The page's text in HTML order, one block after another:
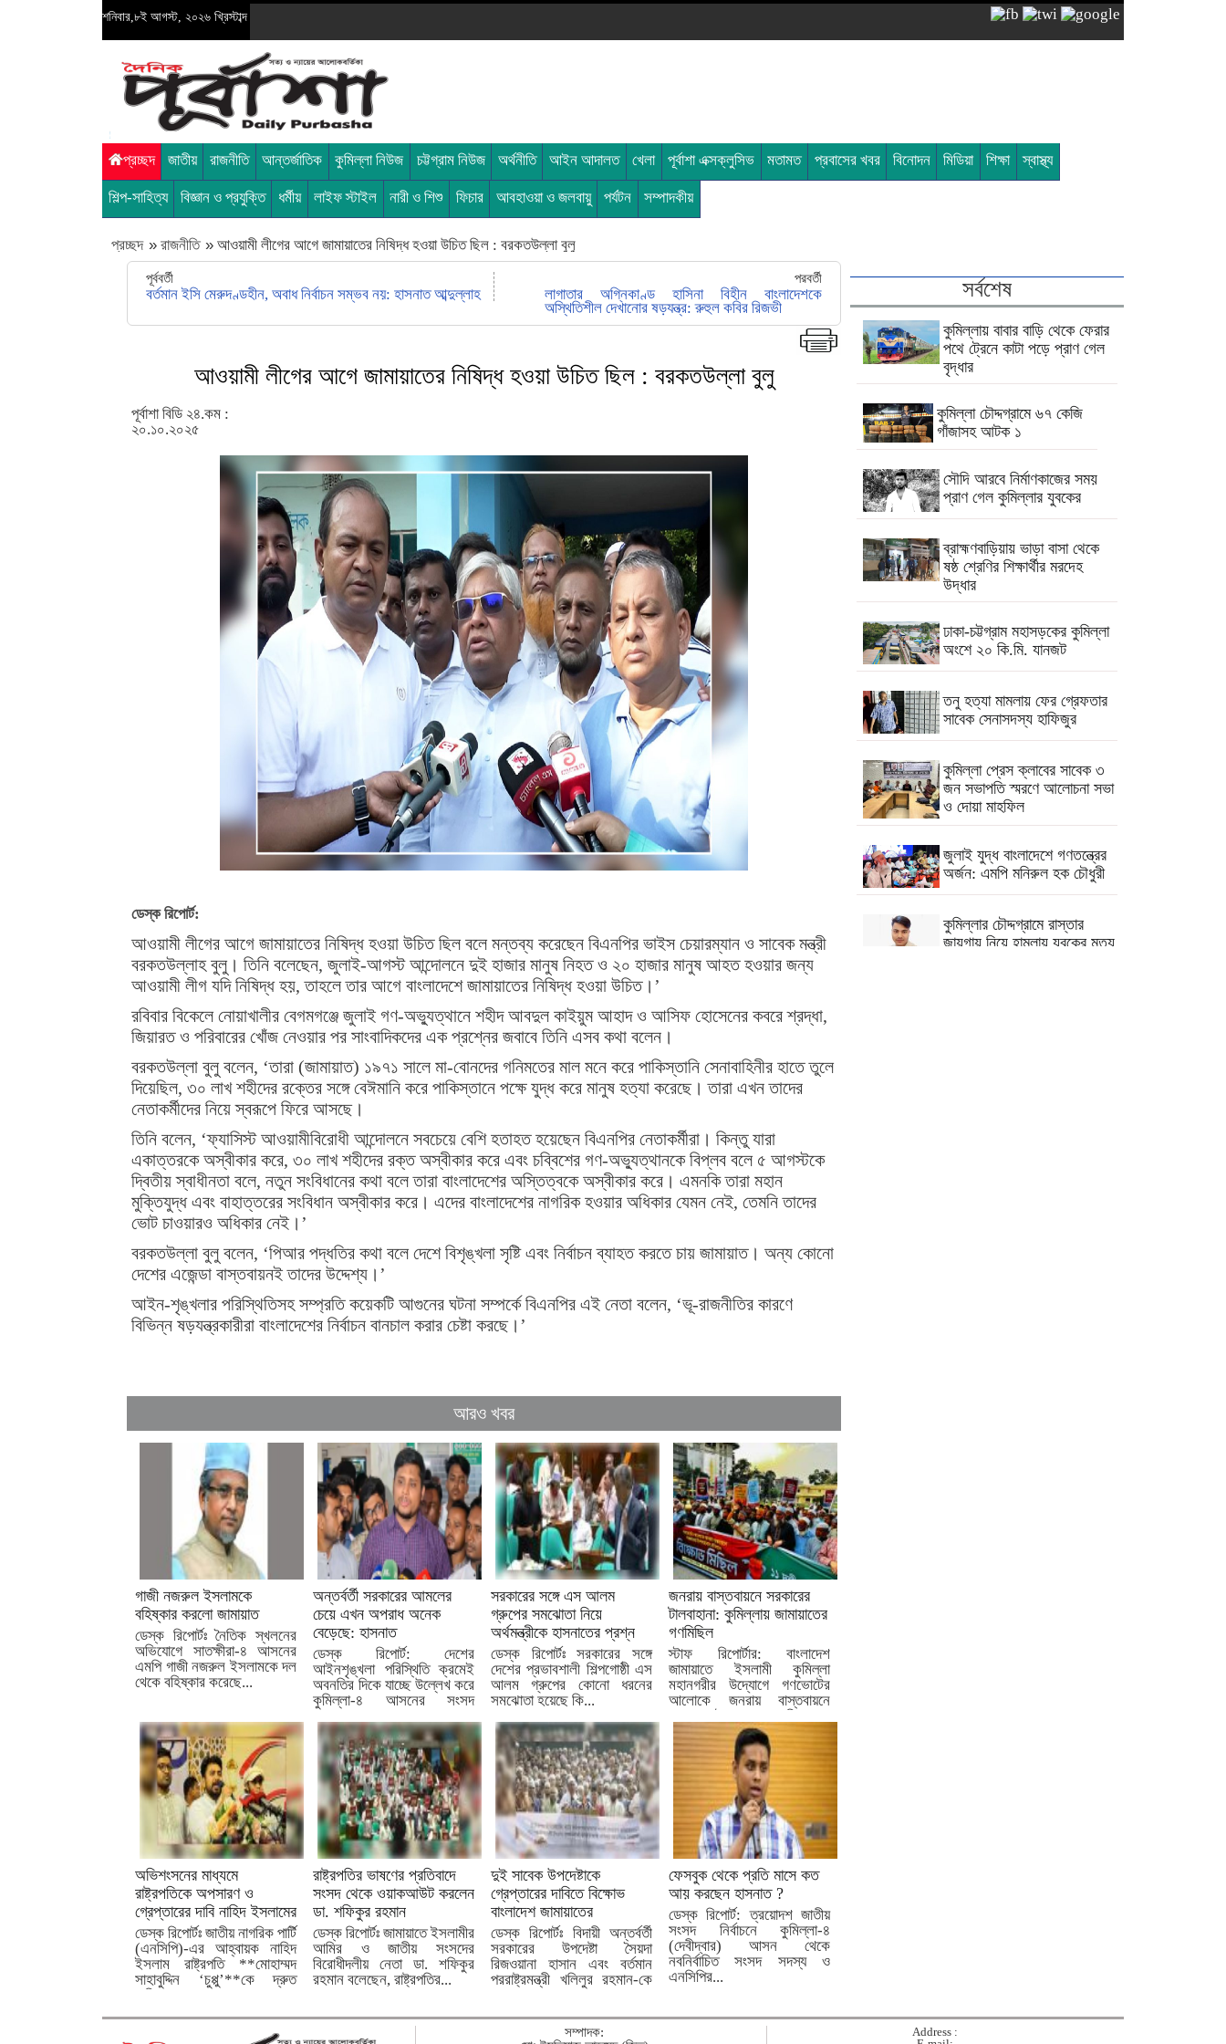
শনিবার,৮ই আগস্ট, ২০২৬ খ্রিস্টাব্দ
প্রচ্ছদ জাতীয় রাজনীতি আন্তর্জাতিক কুমিল্লা নিউজ চট্টগ্রাম নিউজ অর্থনীতি আইন আদালত খেলা পূর্বাশা এক্সক্লুসিভ মতামত প্রবাসের খবর বিনোদন মিডিয়া শিক্ষা স্বাস্থ্য
শিল্প-সাহিত্য বিজ্ঞান ও প্রযুক্তি ধর্মীয় লাইফ স্টাইল নারী ও শিশু ফিচার আবহাওয়া ও জলবায়ু পর্যটন সম্পাদকীয়
প্রচ্ছদ » রাজনীতি » আওয়ামী লীগের আগে জামায়াতের নিষিদ্ধ হওয়া উচিত ছিল : বরকতউল্লা বুলু
পূর্ববর্তী
বর্তমান ইসি মেরুদণ্ডহীন, অবাধ নির্বাচন সম্ভব নয়: হাসনাত আব্দুল্লাহ
পরবর্তী
লাগাতার অগ্নিকাণ্ড হাসিনা বিহীন বাংলাদেশকে
অস্থিতিশীল দেখানোর ষড়যন্ত্র: রুহুল কবির রিজভী
আওয়ামী লীগের আগে জামায়াতের নিষিদ্ধ হওয়া উচিত ছিল : বরকতউল্লা বুলু
পূর্বাশা বিডি ২৪.কম :
২০.১০.২০২৫
ডেস্ক রিপোর্ট:
আওয়ামী লীগের আগে জামায়াতের নিষিদ্ধ হওয়া উচিত ছিল বলে মন্তব্য করেছেন বিএনপির ভাইস চেয়ারম্যান ও সাবেক মন্ত্রী
বরকতউল্লাহ বুলু। তিনি বলেছেন, জুলাই-আগস্ট আন্দোলনে দুই হাজার মানুষ নিহত ও ২০ হাজার মানুষ আহত হওয়ার জন্য
আওয়ামী লীগ যদি নিষিদ্ধ হয়, তাহলে তার আগে বাংলাদেশে জামায়াতের নিষিদ্ধ হওয়া উচিত।’
রবিবার বিকেলে নোয়াখালীর বেগমগঞ্জে জুলাই গণ-অভ্যুত্থানে শহীদ আবদুল কাইয়ুম আহাদ ও আসিফ হোসেনের কবরে শ্রদ্ধা,
জিয়ারত ও পরিবারের খোঁজ নেওয়ার পর সাংবাদিকদের এক প্রশ্নের জবাবে তিনি এসব কথা বলেন।
বরকতউল্লা বুলু বলেন, ‘তারা (জামায়াত) ১৯৭১ সালে মা-বোনদের গনিমতের মাল মনে করে পাকিস্তানি সেনাবাহিনীর হাতে তুলে
দিয়েছিল, ৩০ লাখ শহীদের রক্তের সঙ্গে বেঈমানি করে পাকিস্তানে পক্ষে যুদ্ধ করে মানুষ হত্যা করেছে। তারা এখন তাদের
নেতাকর্মীদের নিয়ে স্বরূপে ফিরে আসছে।
তিনি বলেন, ‘ফ্যাসিস্ট আওয়ামীবিরোধী আন্দোলনে সবচেয়ে বেশি হতাহত হয়েছেন বিএনপির নেতাকর্মীরা। কিন্তু যারা
একাত্তরকে অস্বীকার করে, ৩০ লাখ শহীদের রক্ত অস্বীকার করে এবং চব্বিশের গণ-অভ্যুত্থানকে বিপ্লব বলে ৫ আগস্টকে
দ্বিতীয় স্বাধীনতা বলে, নতুন সংবিধানের কথা বলে তারা বাংলাদেশের অস্তিত্বকে অস্বীকার করে। এমনকি তারা মহান
মুক্তিযুদ্ধ এবং বাহাত্তরের সংবিধান অস্বীকার করে। এদের বাংলাদেশের নাগরিক হওয়ার অধিকার যেমন নেই, তেমনি তাদের
ভোট চাওয়ারও অধিকার নেই।’
বরকতউল্লা বুলু বলেন, ‘পিআর পদ্ধতির কথা বলে দেশে বিশৃঙ্খলা সৃষ্টি এবং নির্বাচন ব্যাহত করতে চায় জামায়াত। অন্য কোনো
দেশের এজেন্ডা বাস্তবায়নই তাদের উদ্দেশ্য।’
আইন-শৃঙ্খলার পরিস্থিতিসহ সম্প্রতি কয়েকটি আগুনের ঘটনা সম্পর্কে বিএনপির এই নেতা বলেন, ‘ভূ-রাজনীতির কারণে
বিভিন্ন ষড়যন্ত্রকারীরা বাংলাদেশের নির্বাচন বানচাল করার চেষ্টা করছে।’
আরও খবর
গাজী নজরুল ইসলামকে
বহিষ্কার করলো জামায়াত
ডেস্ক রিপোর্টঃ নৈতিক স্খলনের
অভিযোগে সাতক্ষীরা-৪ আসনের
এমপি গাজী নজরুল ইসলামকে দল
থেকে বহিষ্কার করেছে...
অন্তর্বর্তী সরকারের আমলের
চেয়ে এখন অপরাধ অনেক
বেড়েছে: হাসনাত
ডেস্ক রিপোর্ট: দেশের
আইনশৃঙ্খলা পরিস্থিতি ক্রমেই
অবনতির দিকে যাচ্ছে উল্লেখ করে
কুমিল্লা-৪ আসনের সংসদ
সদস্য...
সরকারের সঙ্গে এস আলম
গ্রুপের সমঝোতা নিয়ে
অর্থমন্ত্রীকে হাসনাতের প্রশ্ন
ডেস্ক রিপোর্টঃ সরকারের সঙ্গে
দেশের প্রভাবশালী শিল্পগোষ্ঠী এস
আলম গ্রুপের কোনো ধরনের
সমঝোতা হয়েছে কি...
জনরায় বাস্তবায়নে সরকারের
টালবাহানা: কুমিল্লায় জামায়াতের
গণমিছিল
স্টাফ রিপোর্টার: বাংলাদেশ
জামায়াতে ইসলামী কুমিল্লা
মহানগরীর উদ্যোগে গণভোটের
আলোকে জনরায় বাস্তবায়নে
সরকারের টালবাহানার প্রতিবাদে...
অভিশংসনের মাধ্যমে
রাষ্ট্রপতিকে অপসারণ ও
গ্রেপ্তারের দাবি নাহিদ ইসলামের
ডেস্ক রিপোর্টঃ জাতীয় নাগরিক পার্টি
(এনসিপি)-এর আহ্বায়ক নাহিদ
ইসলাম রাষ্ট্রপতি **মোহাম্মদ
সাহাবুদ্দিন ‘চুপ্পু’**কে দ্রুত
অভিশংসনের...
রাষ্ট্রপতির ভাষণের প্রতিবাদে
সংসদ থেকে ওয়াকআউট করলেন
ডা. শফিকুর রহমান
ডেস্ক রিপোর্টঃ জামায়াতে ইসলামীর
আমির ও জাতীয় সংসদের
বিরোধীদলীয় নেতা ডা. শফিকুর
রহমান বলেছেন, রাষ্ট্রপতির...
দুই সাবেক উপদেষ্টাকে
গ্রেপ্তারের দাবিতে বিক্ষোভ
বাংলাদেশ জামায়াতের
ডেস্ক রিপোর্টঃ বিদায়ী অন্তর্বর্তী
সরকারের উপদেষ্টা সৈয়দা
রিজওয়ানা হাসান এবং বর্তমান
পররাষ্ট্রমন্ত্রী খলিলুর রহমান-কে
ফেসবুক থেকে প্রতি মাসে কত
আয় করছেন হাসনাত ?
ডেস্ক রিপোর্ট: ত্রয়োদশ জাতীয়
সংসদ নির্বাচনে কুমিল্লা-৪
(দেবীদ্বার) আসন থেকে
নবনির্বাচিত সংসদ সদস্য ও
এনসিপির...
সর্বশেষ
কুমিল্লায় বাবার বাড়ি থেকে ফেরার
পথে ট্রেনে কাটা পড়ে প্রাণ গেল
বৃদ্ধার
কুমিল্লা চৌদ্দগ্রামে ৬৭ কেজি
গাঁজাসহ আটক ১
সৌদি আরবে নির্মাণকাজের সময়
প্রাণ গেল কুমিল্লার যুবকের
ব্রাহ্মণবাড়িয়ায় ভাড়া বাসা থেকে
ষষ্ঠ শ্রেণির শিক্ষার্থীর মরদেহ
উদ্ধার
ঢাকা-চট্টগ্রাম মহাসড়কের কুমিল্লা
অংশে ২০ কি.মি. যানজট
তনু হত্যা মামলায় ফের গ্রেফতার
সাবেক সেনাসদস্য হাফিজুর
কুমিল্লা প্রেস ক্লাবের সাবেক ৩
জন সভাপতি স্মরণে আলোচনা সভা
ও দোয়া মাহফিল
জুলাই যুদ্ধ বাংলাদেশে গণতন্ত্রের
অর্জন: এমপি মনিরুল হক চৌধুরী
কুমিল্লার চৌদ্দগ্রামে রাস্তার
জায়গায় নিয়ে হামলায় যুবকের মৃত্যু
সম্পাদক:
Address :